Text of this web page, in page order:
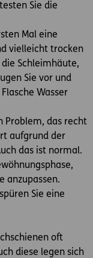
Sie die
Mal eine
vielleicht trocken
Schleimhäute,
Sie vor und
Wasser
Problem, das recht
aufgrund der
das ist normal.
anzupassen.
Sie eine
oft
diese legen sich